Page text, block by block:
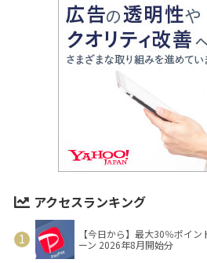
アクセスランキング
【今日から】最大30％ポイ
ーン 2026年8月開始分